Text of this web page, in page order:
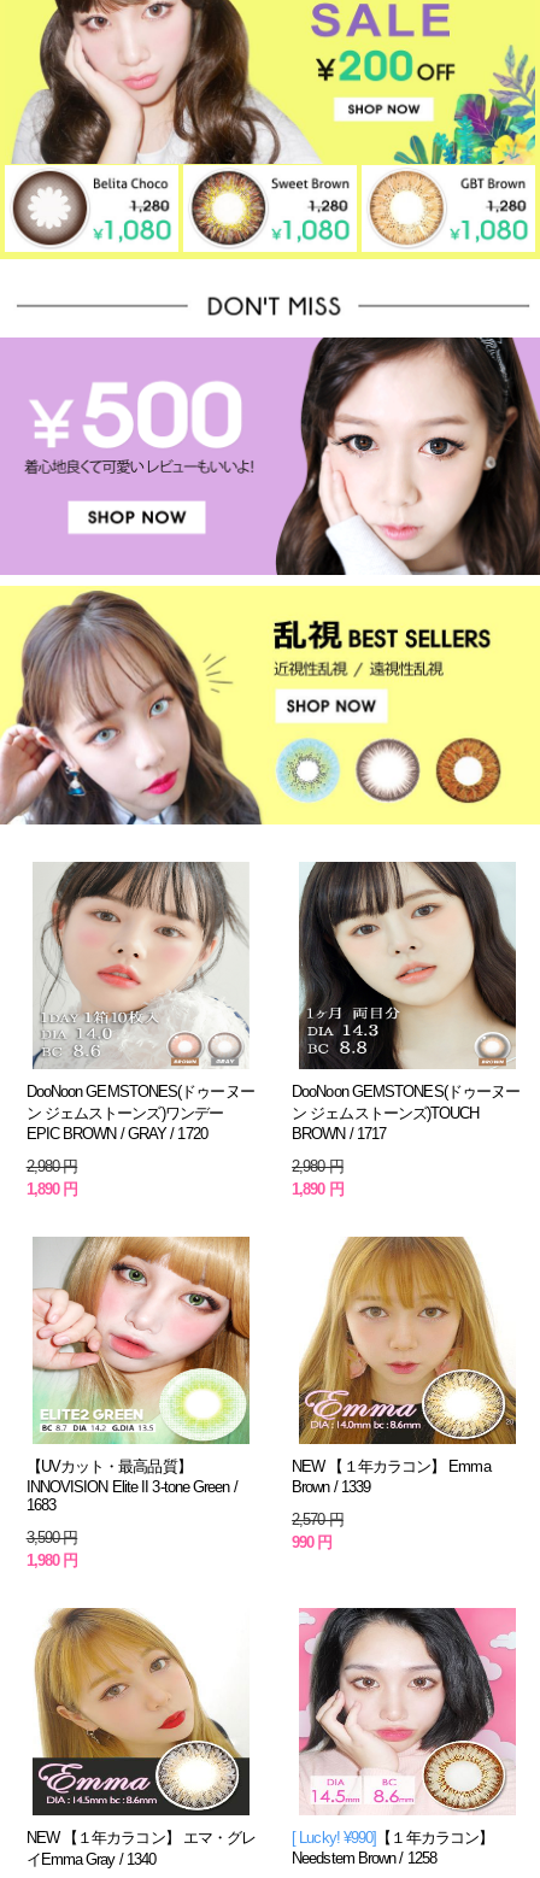
DooNoon GEMSTONES(ドゥーヌー
ン ジェムストーンズ)ワンデー
EPIC BROWN / GRAY / 1720
2,980 円
1,890 円
DooNoon GEMSTONES(ドゥーヌー
ン ジェムストーンズ)TOUCH
BROWN / 1717
2,980 円
1,890 円
【UVカット・最高品質】
INNOVISION Elite II 3-tone Green /
1683
3,590 円
1,980 円
NEW 【１年カラコン】 Emma
Brown / 1339
2,570 円
990 円
NEW 【１年カラコン】 エマ・グレ
イEmma Gray / 1340
[ Lucky! ¥990] 【１年カラコン】
Needstem Brown / 1258